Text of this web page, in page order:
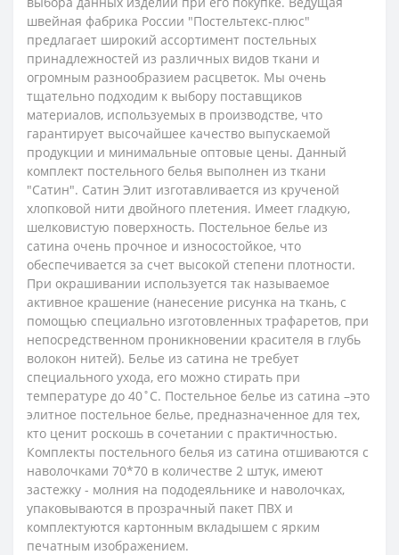
швейная фабрика России "Постельтекс-плюс"
предлагает широкий ассортимент постельных
принадлежностей из различных видов ткани и
огромным разнообразием расцветок. Мы очень
тщательно подходим к выбору поставщиков
материалов, используемых в производстве, что
гарантирует высочайшее качество выпускаемой
продукции и минимальные оптовые цены. Данный
комплект постельного белья выполнен из ткани
"Сатин". Сатин Элит изготавливается из крученой
хлопковой нити двойного плетения. Имеет гладкую,
шелковистую поверхность. Постельное белье из
сатина очень прочное и износостойкое, что
обеспечивается за счет высокой степени плотности.
При окрашивании используется так называемое
активное крашение (нанесение рисунка на ткань, с
помощью специально изготовленных трафаретов, при
непосредственном проникновении красителя в глубь
волокон нитей). Белье из сатина не требует
специального ухода, его можно стирать при
температуре до 40˚С. Постельное белье из сатина –это
элитное постельное белье, предназначенное для тех,
кто ценит роскошь в сочетании с практичностью.
Комплекты постельного белья из сатина отшиваются с
наволочками 70*70 в количестве 2 штук, имеют
застежку - молния на пододеяльнике и наволочках,
упаковываются в прозрачный пакет ПВХ и
комплектуются картонным вкладышем с ярким
печатным изображением.